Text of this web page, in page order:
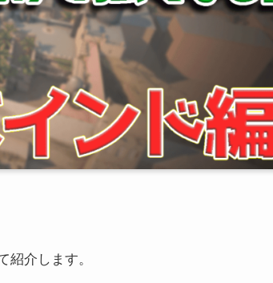
介します。